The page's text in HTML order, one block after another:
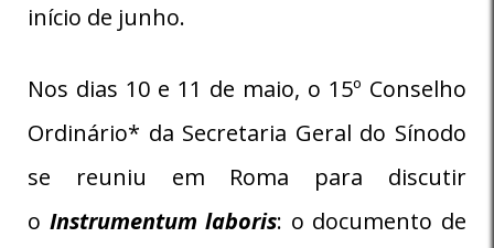
início de junho.
Nos dias 10 e 11 de maio, o 15º Conselho
Ordinário* da Secretaria Geral do Sínodo
se reuniu em Roma para discutir
o Instrumentum laboris: o documento de